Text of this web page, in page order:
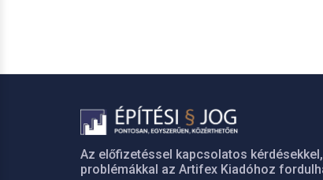
Az előfizetéssel kapcsolatos
problémákkal az Artifex Kiadóhoz